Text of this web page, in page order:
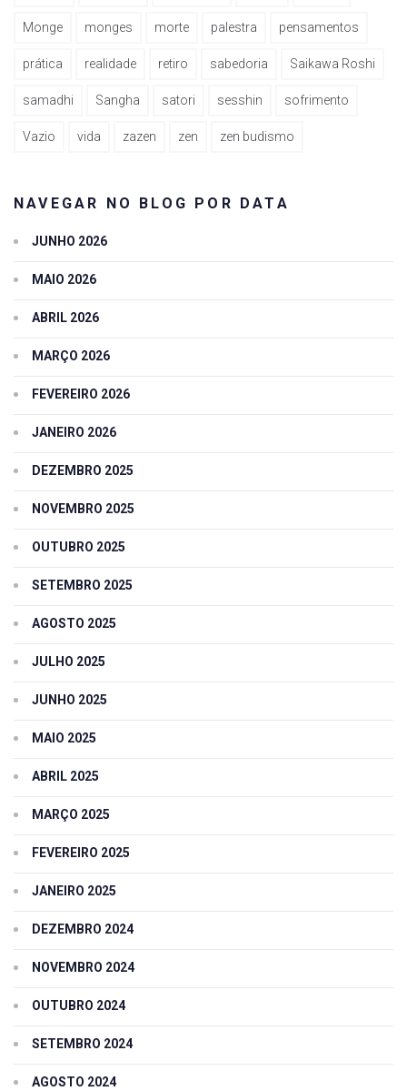
Monge monges morte palestra pensamentos
prática realidade retiro sabedoria Saikawa Roshi
samadhi Sangha satori sesshin sofrimento
Vazio vida zazen zen zen budismo
NAVEGAR NO BLOG POR DATA
JUNHO 2026
MAIO 2026
ABRIL 2026
MARÇO 2026
FEVEREIRO 2026
JANEIRO 2026
DEZEMBRO 2025
NOVEMBRO 2025
OUTUBRO 2025
SETEMBRO 2025
AGOSTO 2025
JULHO 2025
JUNHO 2025
MAIO 2025
ABRIL 2025
MARÇO 2025
FEVEREIRO 2025
JANEIRO 2025
DEZEMBRO 2024
NOVEMBRO 2024
OUTUBRO 2024
SETEMBRO 2024
AGOSTO 2024